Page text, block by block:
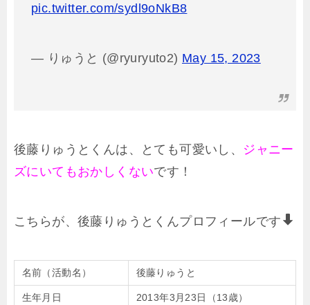
pic.twitter.com/sydl9oNkB8
— りゅうと (@ryuryuto2) May 15, 2023
後藤りゅうとくんは、とても可愛いし、 ジャニー
ズにいてもおかしくないです！
こちらが、後藤りゅうとくんプロフィールです
名前（活動名） 後藤りゅうと
生年月日
2013年3月23日（13歳）